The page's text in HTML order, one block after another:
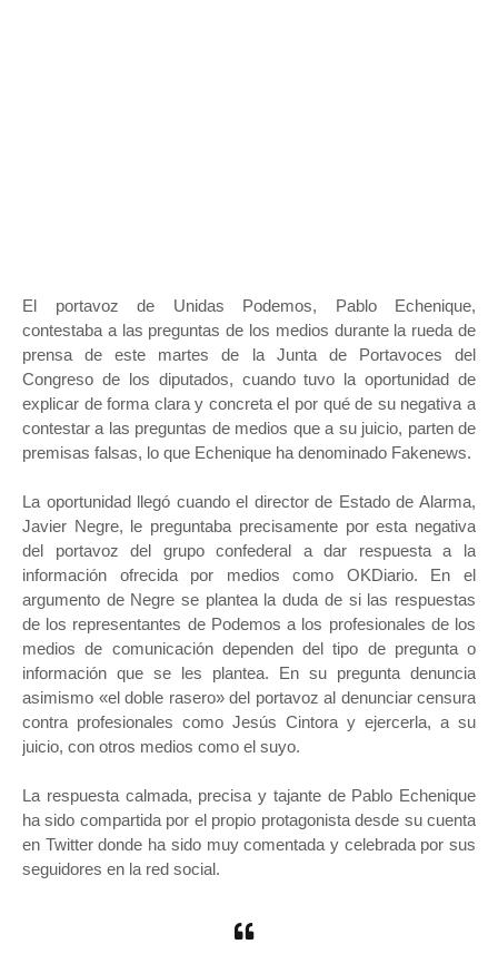
El portavoz de Unidas Podemos, Pablo Echenique,
contestaba a las preguntas de los medios durante la rueda de
prensa de este martes de la Junta de Portavoces del
Congreso de los diputados, cuando tuvo la oportunidad de
explicar de forma clara y concreta el por qué de su negativa a
contestar a las preguntas de medios que a su juicio, parten de
premisas falsas, lo que Echenique ha denominado Fakenews.
La oportunidad llegó cuando el director de Estado de Alarma,
Javier Negre, le preguntaba precisamente por esta negativa
del portavoz del grupo confederal a dar respuesta a la
información ofrecida por medios como OKDiario. En el
argumento de Negre se plantea la duda de si las respuestas
de los representantes de Podemos a los profesionales de los
medios de comunicación dependen del tipo de pregunta o
información que se les plantea. En su pregunta denuncia
asimismo «el doble rasero» del portavoz al denunciar censura
contra profesionales como Jesús Cintora y ejercerla, a su
juicio, con otros medios como el suyo.
La respuesta calmada, precisa y tajante de Pablo Echenique
ha sido compartida por el propio protagonista desde su cuenta
en Twitter donde ha sido muy comentada y celebrada por sus
seguidores en la red social.